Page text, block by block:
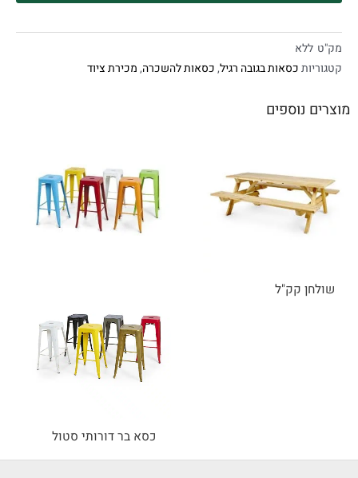
מק"ט ללא
קטגוריותכסאות בגובה רגיל,כסאות להשכרה,מכירת ציוד
מוצרים נוספים
שולחן קק"ל
כסא בר דורותי סטול